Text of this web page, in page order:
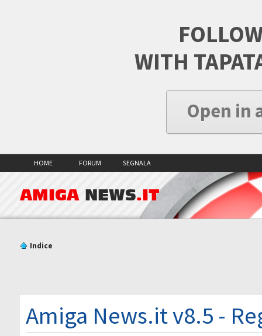
WITH
Open in
HOME FORUM SEGNALA
AMIGA NEWS.IT
Indice
Amiga News.it v8.5 -